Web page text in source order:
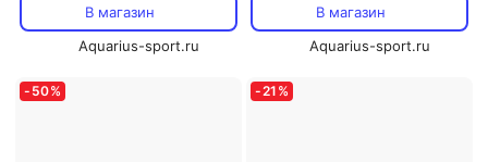
В магазин
Aquarius-sport.ru
В магазин
Aquarius-sport.ru
- 50% -21 %